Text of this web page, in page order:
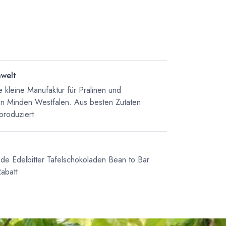
kleine Manufaktur für Pralinen und
Minden Westfalen. Aus besten Zutaten
Edelbitter Tafelschokoladen Bean to Bar